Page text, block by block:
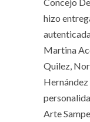
hizo
Martina
Quilez,
Arte